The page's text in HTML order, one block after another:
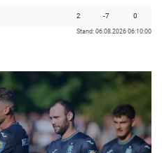
2 -7 0
Stand: 06.08.2026 06:10:00